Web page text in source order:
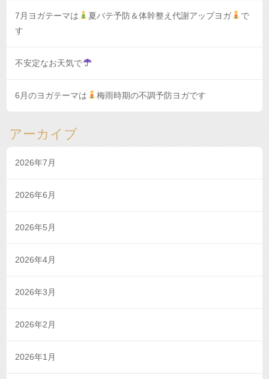
7月ヨガテーマは 夏バテ予防＆体幹整え代謝アップヨガ
で
す
不安定なお天気で
6月のヨガテーマは 梅雨時期の不調予防ヨガです
アーカイブ
2026年7月
2026年6月
2026年5月
2026年4月
2026年3月
2026年2月
2026年1月